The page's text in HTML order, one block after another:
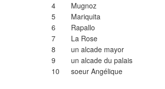
4
Mugnoz
5
Mariquita
6
Rapallo
7
La Rose
8
un alcade mayor
9
un alcade du palais
10
soeur Angélique